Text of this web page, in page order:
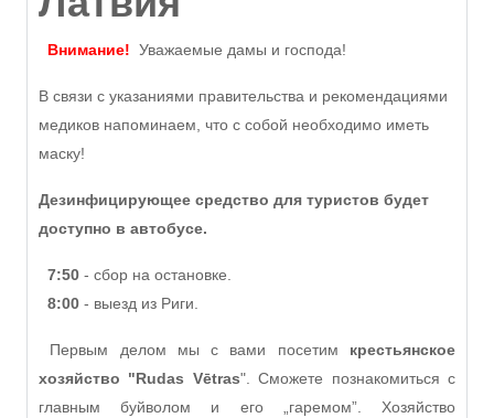
Внимание! Уважаемые дамы и господа!
В связи с указаниями правительства и рекомендациями
медиков напоминаем, что с собой необходимо иметь
маску!
Дезинфицирующее средство для туристов будет
доступно в автобусе.
7:50 - сбор на остановке.
8:00 - выезд из Риги.
Первым делом мы с вами посетим крестьянское
хозяйство "Rudas Vētras". Сможете познакомиться с
главным буйволом и его „гаремом”. Хозяйство